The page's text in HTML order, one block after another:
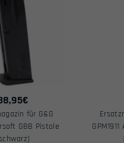
€
für G&G
GBB Pistole